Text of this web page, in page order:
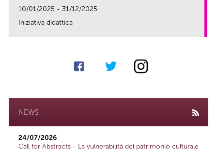
10/01/2025 - 31/12/2025
Iniziativa didattica
NEWS
24/07/2026
Call for Abstracts - La vulnerabilità del patrimonio culturale